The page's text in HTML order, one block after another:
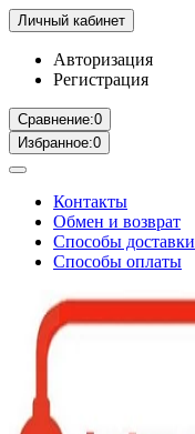
Личный кабинет
Авторизация
Регистрация
Сравнение:0
Избранное:0
Контакты
Обмен и возврат
Способы доставки
Способы оплаты